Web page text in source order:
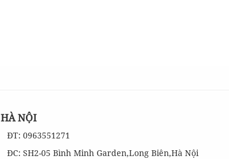
HÀ NỘI
ĐT: 0963551271
ĐC: SH2-05 Bình Minh Garden,Long Biên,Hà Nội